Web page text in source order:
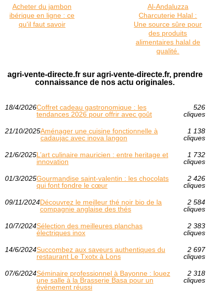
Acheter du jambon
ibérique en ligne : ce
qu'il faut savoir
Al-Andaluzza
Charcuterie Halal :
Une source sûre pour
des produits
alimentaires halal de
qualité.
agri-vente-directe.fr sur agri-vente-directe.fr, prendre
connaissance de nos actu originales.
18/4/2026Coffret cadeau gastronomique : les
tendances 2026 pour offrir avec goût
526
cliques
21/10/2025Aménager une cuisine fonctionnelle à
cadaujac avec inova langon
1 138
cliques
21/6/2025L’art culinaire mauricien : entre heritage et
innovation
1 732
cliques
01/3/2025Gourmandise saint-valentin : les chocolats
qui font fondre le cœur
2 426
cliques
09/11/2024Découvrez le meilleur thé noir bio de la
compagnie anglaise des thés
2 584
cliques
10/7/2024Sélection des meilleures planchas
électriques inox
2 383
cliques
14/6/2024Succombez aux saveurs authentiques du
restaurant Le Txotx à Lons
2 697
cliques
07/6/2024Séminaire professionnel à Bayonne : louez
une salle à la Brasserie Basa pour un
événement réussi
2 318
cliques